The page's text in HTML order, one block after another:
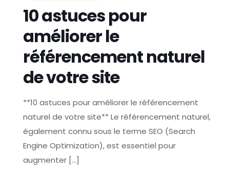
10 astuces pour
améliorer le
référencement naturel
de votre site
**10 astuces pour améliorer le référencement
naturel de votre site** Le référencement naturel,
également connu sous le terme SEO (Search
Engine Optimization), est essentiel pour
augmenter […]